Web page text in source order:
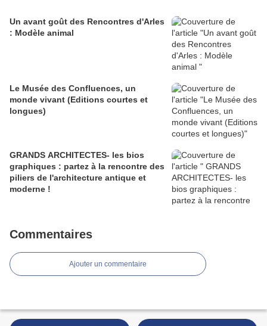
Un avant goût des Rencontres d'Arles
: Modèle animal
Le Musée des Confluences, un
monde vivant (Editions courtes et
longues)
GRANDS ARCHITECTES- les bios
graphiques : partez à la rencontre des
piliers de l'architecture antique et
moderne !
Commentaires
Ajouter un commentaire